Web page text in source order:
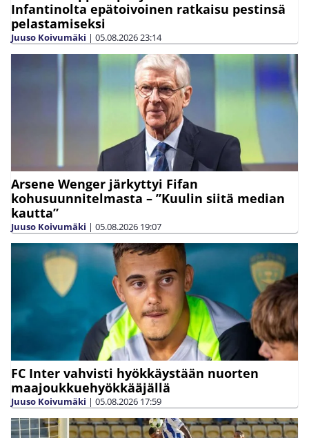
Infantinolta epätoivoinen ratkaisu pestinsä
pelastamiseksi
Juuso Koivumäki | 05.08.202623:14
Arsene Wenger järkyttyi Fifan
kohusuunnitelmasta – ”Kuulin siitä median
kautta”
Juuso Koivumäki | 05.08.2026 19:07
FC Inter vahvisti hyökkäystään nuorten
maajoukkuehyökkääjällä
Juuso Koivumäki | 05.08.2026 17:59